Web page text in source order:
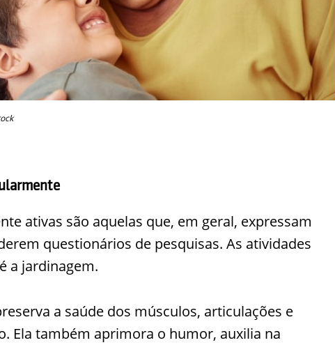
ativas são aquelas que, em geral, expressam
questionários de pesquisas. As atividades
a jardinagem.
a saúde dos músculos, articulações e
Ela também aprimora o humor, auxilia na